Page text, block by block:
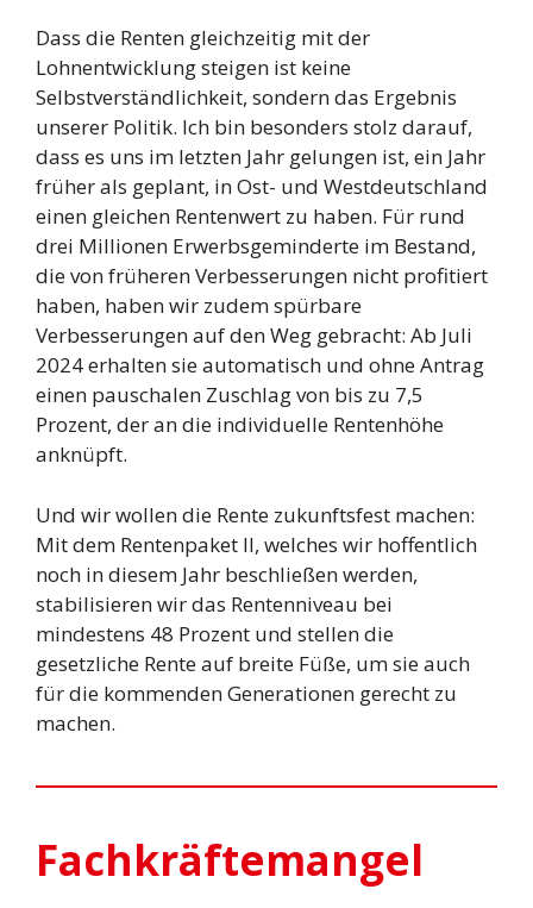
Dass die Renten gleichzeitig mit der
Lohnentwicklung steigen ist keine
Selbstverständlichkeit, sondern das Ergebnis
unserer Politik. Ich bin besonders stolz darauf,
dass es uns im letzten Jahr gelungen ist, ein Jahr
früher als geplant, in Ost- und Westdeutschland
einen gleichen Rentenwert zu haben. Für rund
drei Millionen Erwerbsgeminderte im Bestand,
die von früheren Verbesserungen nicht profitiert
haben, haben wir zudem spürbare
Verbesserungen auf den Weg gebracht: Ab Juli
2024 erhalten sie automatisch und ohne Antrag
einen pauschalen Zuschlag von bis zu 7,5
Prozent, der an die individuelle Rentenhöhe
anknüpft.
Und wir wollen die Rente zukunftsfest machen:
Mit dem Rentenpaket II, welches wir hoffentlich
noch in diesem Jahr beschließen werden,
stabilisieren wir das Rentenniveau bei
mindestens 48 Prozent und stellen die
gesetzliche Rente auf breite Füße, um sie auch
für die kommenden Generationen gerecht zu
machen.
Fachkräftemangel